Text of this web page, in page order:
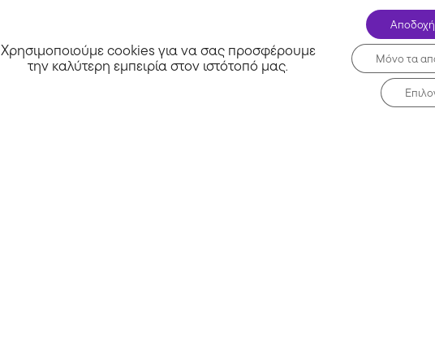
Χρησιμοποιούμε cookies για να σας προσφέρουμε
την καλύτερη εμπειρία στον ιστότοπό μας. Μόνο τα